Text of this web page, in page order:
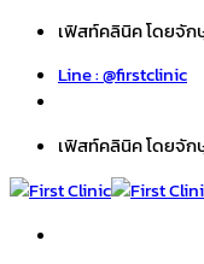
Skip
content
เฟิสท์คลินิค โดยจั
Line : @firstclinic
เฟิสท์คลินิค โดยจั